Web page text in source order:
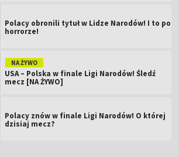
Polacy obronili tytuł w Lidze Narodów! I to po
horrorze!
NA ŻYWO
USA – Polska w finale Ligi Narodów! Śledź
mecz [NA ŻYWO]
Polacy znów w finale Ligi Narodów! O której
dzisiaj mecz?